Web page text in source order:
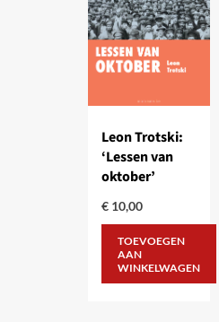
Leon Trotski:
‘Lessen van
oktober’
€ 10,00
TOEVOEGEN
AAN
WINKELWAGEN